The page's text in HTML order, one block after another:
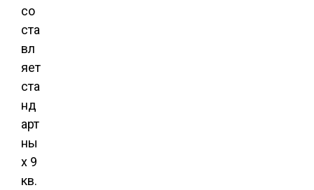
со
ста
вл
яет
ста
нд
арт
ны
х 9
кв.